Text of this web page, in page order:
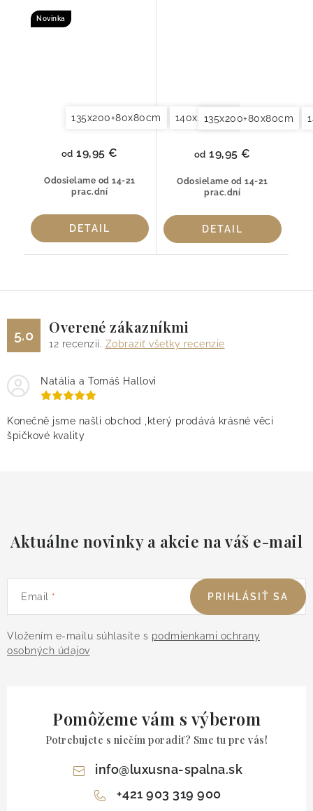
7095-09
Novinka
135x200+80x80cm 140x200+70x90cm
Odosielame od 14-21
prac.dní
od 19,95 €
DETAIL
135x200+80x80cm
Odosielame od 14-21
prac.dní
od 19,95 €
DETAIL
5.0 Overené zákazníkmi
12 recenzií. Zobraziť všetky recenzie
Natália a Tomáš Hallovi
Konečně jsme našli obchod ,který prodává krásné věci
špičkové kvality
Aktuálne novinky a akcie na váš e-mail
Email
Vložením e-mailu súhlasíte s podmienkami ochrany
osobných údajov
PRIHLÁSIŤ SA
Pomôžeme vám s výberom
Potrebujete s niečím poradiť? Sme tu pre vás!
info@luxusna-spalna.sk
+421 903 319 900